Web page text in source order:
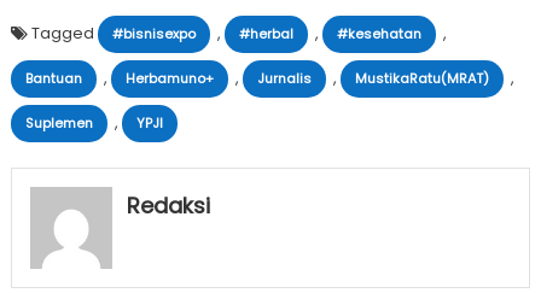
Tagged #bisnisexpo , #herbal , #kesehatan ,
Bantuan , Herbamuno+ , Jurnalis , MustikaRatu(MRAT) ,
Suplemen , YPJI
Redaksi